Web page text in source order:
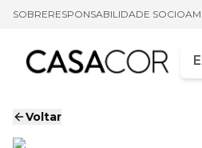
SOBRERESPONSABILIDADE
Voltar